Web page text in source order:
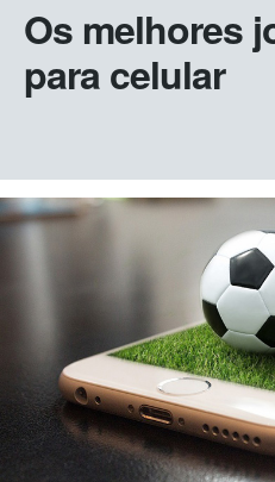
Os melhores
para celular